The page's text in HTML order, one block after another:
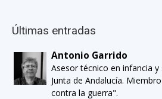
Últimas entradas
Antonio Garrido
Asesor técnico en infancia y
Junta de Andalucía.
contra la guerra".